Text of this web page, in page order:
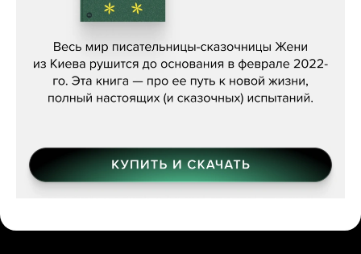
Женя Бережная, «(Не) о войне»